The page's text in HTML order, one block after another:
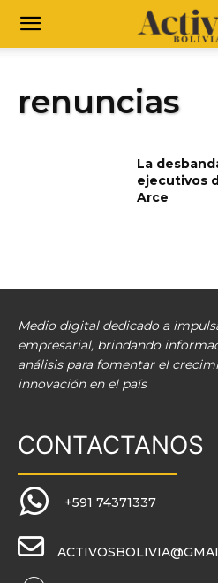
renuncias
La
ejecutivos
Arce
Medio digital dedicado a
empresarial, brindando
análisis para fomentar el
innovación en el país
CONTACTANOS
+591 74371337